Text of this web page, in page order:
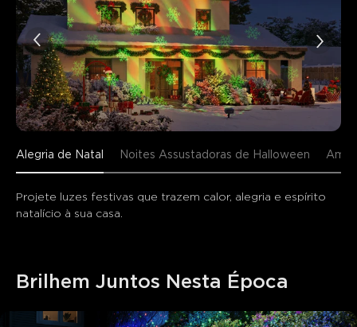
Alegria de Natal Noites Assustadoras de Halloween
Projete luzes festivas que trazem calor, alegria e espírito
natalício à sua casa.
Brilhem Juntos Nesta Época